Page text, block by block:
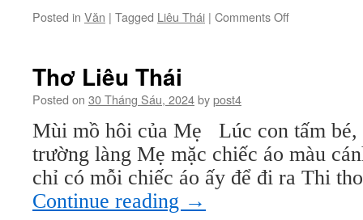
Posted in Văn | Tagged Liêu Thái | Comments Offon
Thơ Liêu Thái
Posted on 30 Tháng Sáu, 2024bypost4
Mùi mồ hôi của Mẹ Lúc con tấm bé,
trường làng Mẹ mặc chiếc áo màu
chỉ có mỗi chiếc áo ấy để đi ra Thi
Continue reading →